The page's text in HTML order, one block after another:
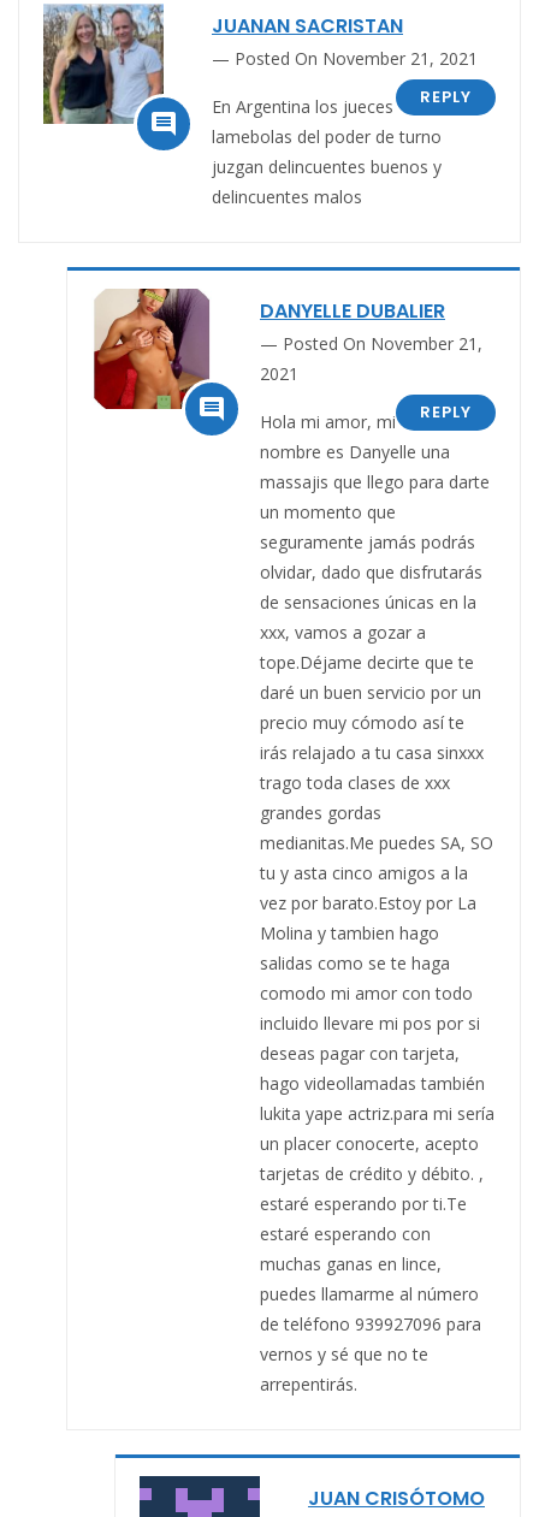

JUANAN SACRISTAN
Posted On November 21, 2021
REPLY
En Argentina los jueces
lamebolas del poder de turno
juzgan delincuentes buenos y
delincuentes malos

DANYELLE DUBALIER
Posted On November 21,
2021
REPLY
Hola mi amor, mi
nombre es Danyelle una
massajis que llego para darte
un momento que
seguramente jamás podrás
olvidar, dado que disfrutarás
de sensaciones únicas en la
xxx, vamos a gozar a
tope.Déjame decirte que te
daré un buen servicio por un
precio muy cómodo así te
irás relajado a tu casa sinxxx
trago toda clases de xxx
grandes gordas
medianitas.Me puedes SA, SO
tu y asta cinco amigos a la
vez por barato.Estoy por La
Molina y tambien hago
salidas como se te haga
comodo mi amor con todo
incluido llevare mi pos por si
deseas pagar con tarjeta,
hago videollamadas también
lukita yape actriz.para mi sería
un placer conocerte, acepto
tarjetas de crédito y débito. ,
estaré esperando por ti.Te
estaré esperando con
muchas ganas en lince,
puedes llamarme al número
de teléfono 939927096 para
vernos y sé que no te
arrepentirás.
JUAN CRISÓTOMO